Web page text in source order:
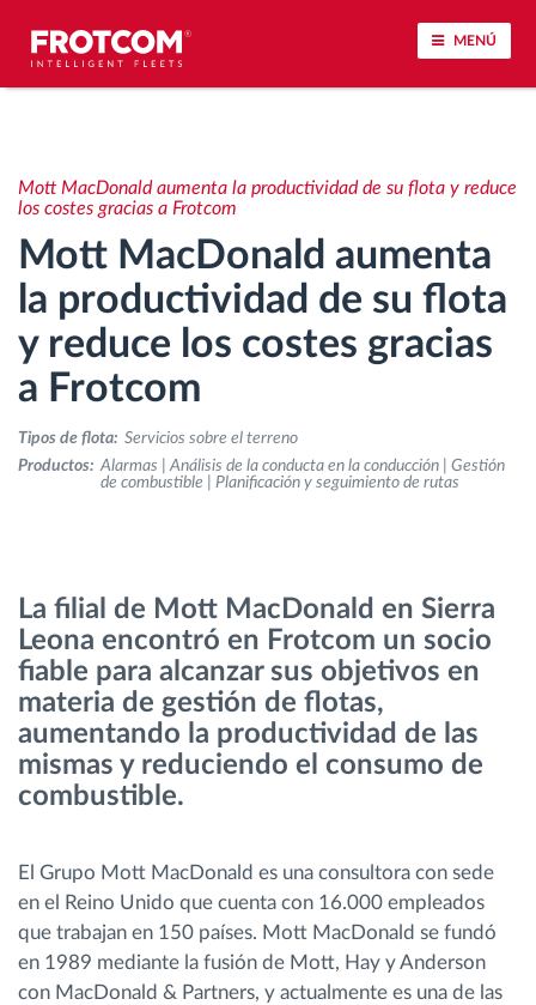
MENÚ
Análisis de la conducta en la conducción
Seguimiento del tiempo de conducción
Gestión de plantilla
Descarga remota del tacógrafo
Control de acceso
Planificación y seguimiento de rutas
Identificación automática del conductor
Descubrir todas las características
actividad de su flota?
Calculadora de ahorro
Mott MacDonald aumenta la productividad de su flota y reduce
los costes gracias a Frotcom
Mott MacDonald aumenta
la productividad de su flota
y reduce los costes gracias
a Frotcom
Tipos de flota: Servicios sobre el terreno
Productos: Alarmas | Análisis de la conducta en la conducción | Gestión
de combustible | Planificación y seguimiento de rutas
La filial de Mott MacDonald en Sierra
Leona encontró en Frotcom un socio
fiable para alcanzar sus objetivos en
materia de gestión de flotas,
aumentando la productividad de las
mismas y reduciendo el consumo de
combustible.
El Grupo Mott MacDonald es una consultora con sede
en el Reino Unido que cuenta con 16.000 empleados
que trabajan en 150 países. Mott MacDonald se fundó
en 1989 mediante la fusión de Mott, Hay y Anderson
con MacDonald & Partners, y actualmente es una de las